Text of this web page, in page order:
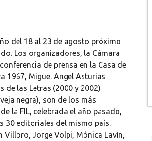
del 18 al 23 de agosto próximo
Los organizadores, la Cámara
de prensa en la Casa de
1967, Miguel Angel Asturias
de las Letras (2000 y 2002)
negra), son de los más
la FIL, celebrada el año pasado,
30 editoriales del mismo país.
Jorge Volpi, Mónica Lavín,